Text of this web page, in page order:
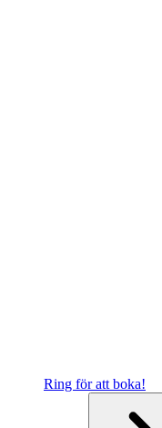
Ring för att boka!